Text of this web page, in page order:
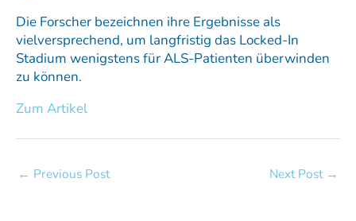
Die Forscher bezeichnen ihre Ergebnisse als
vielversprechend, um langfristig das Locked-In
Stadium wenigstens für ALS-Patienten überwinden
zu können.
Zum Artikel
← Previous Post Next Post →